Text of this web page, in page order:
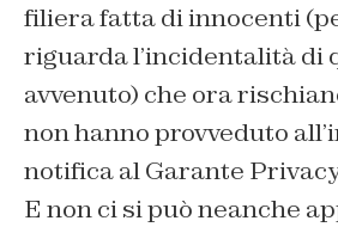
filiera fatta di innocenti
riguarda l’incidentalità di
avvenuto) che ora
non hanno provveduto
notifica al Garante
E non ci si può neanche